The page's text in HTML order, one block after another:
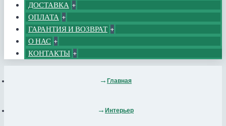
ДОСТАВКА +
ОПЛАТА +
ГАРАНТИЯ И ВОЗВРАТ +
О НАС +
КОНТАКТЫ +
Главная
Интерьер